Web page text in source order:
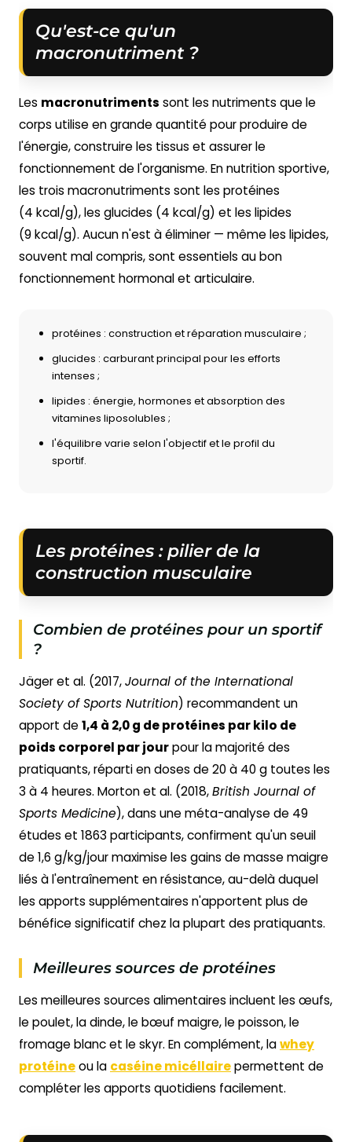
Qu'est-ce qu'un
macronutriment ?
Les macronutriments sont les nutriments que le
corps utilise en grande quantité pour produire de
l'énergie, construire les tissus et assurer le
fonctionnement de l'organisme. En nutrition sportive,
les trois macronutriments sont les protéines
(4 kcal/g), les glucides (4 kcal/g) et les lipides
(9 kcal/g). Aucun n'est à éliminer — même les lipides,
souvent mal compris, sont essentiels au bon
fonctionnement hormonal et articulaire.
protéines : construction et réparation musculaire ;
glucides : carburant principal pour les efforts
intenses ;
lipides : énergie, hormones et absorption des
vitamines liposolubles ;
l'équilibre varie selon l'objectif et le profil du
sportif.
Les protéines : pilier de la
construction musculaire
Combien de protéines pour un sportif
?
Jäger et al. (2017,Journal of the International
Society of Sports Nutrition) recommandent un
apport de1,4 à 2,0 g de protéines par kilo de
poids corporel par jourpour la majorité des
pratiquants, réparti en doses de 20 à 40 g toutes les
3 à 4 heures. Morton et al. (2018,British Journal of
Sports Medicine), dans une méta-analyse de 49
études et 1863 participants, confirment qu'un seuil
de 1,6 g/kg/jour maximise les gains de masse maigre
liés à l'entraînement en résistance, au-delà duquel
les apports supplémentaires n'apportent plus de
bénéfice significatif chez la plupart des pratiquants.
Meilleures sources de protéines
Les meilleures sources alimentaires incluent les œufs,
le poulet, la dinde, le bœuf maigre, le poisson, le
fromage blanc et le skyr. En complément, lawhey
protéineou la caséine micéllairepermettent de
compléter les apports quotidiens facilement.